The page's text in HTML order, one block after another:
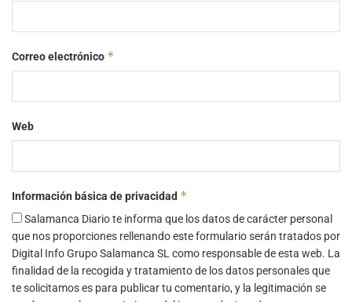
Correo electrónico *
Web
Información básica de privacidad *
Salamanca Diario te informa que los datos de carácter personal
que nos proporciones rellenando este formulario serán tratados por
Digital Info Grupo Salamanca SL como responsable de esta web. La
finalidad de la recogida y tratamiento de los datos personales que
te solicitamos es para publicar tu comentario, y la legitimación se